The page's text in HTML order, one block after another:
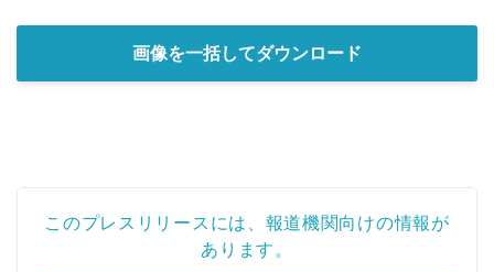
画像を一括してダウンロード
このプレスリリースには、報道機関向けの情報が
あります。